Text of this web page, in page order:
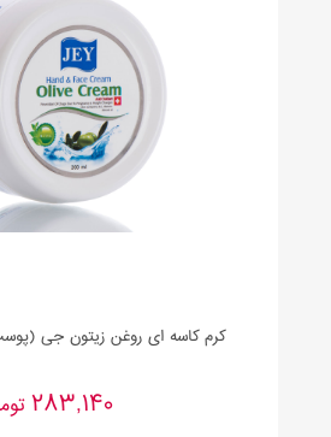
کرم کاسه ای روغن زیتون جی
283,140